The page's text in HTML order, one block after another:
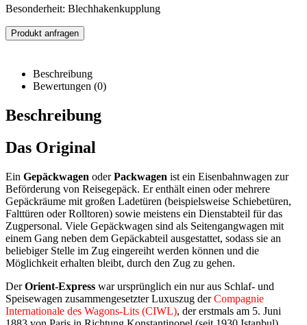
Besonderheit: Blechhakenkupplung
Produkt anfragen
Beschreibung
Bewertungen (0)
Beschreibung
Das Original
Ein Gepäckwagen oderPackwagen ist ein Eisenbahnwagen zur
Beförderung von Reisegepäck. Er enthält einen oder mehrere
Gepäckräume mit großen Ladetüren (beispielsweise Schiebetüren,
Falttüren oder Rolltoren) sowie meistens ein Dienstabteil für das
Zugpersonal. Viele Gepäckwagen sind als Seitengangwagen mit
einem Gang neben dem Gepäckabteil ausgestattet, sodass sie an
beliebiger Stelle im Zug eingereiht werden können und die
Möglichkeit erhalten bleibt, durch den Zug zu gehen.
DerOrient-Express war ursprünglich ein nur aus Schlaf- und
Speisewagen zusammengesetzter Luxuszug derCompagnie
Internationale des Wagons-Lits (CIWL), der erstmals am 5. Juni